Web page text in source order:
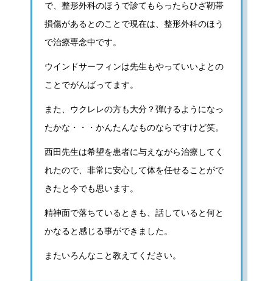
で、整形外科のほうで診てもらったらひざ靭帯
損傷があるとのことで現在は、整形外科のほう
で治療専念中です。
ウインドサーフィンは先生もやっていいよとの
ことでがんばってます。
また、ウクレレの方も大分？弾けるようになっ
たかな・・・かんたんなものならですけど笑。
西田先生は希望を患者に与えながら治療してく
れたので、非常に安心して体を任せることがで
きたと今でも思います。
精神面で落ちているときも、話していると何と
かなると感じる事ができました。
またいろんなこと教えてください。